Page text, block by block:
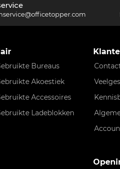
Bureaus
Akoestiek
Accessoires
Ladeblokken